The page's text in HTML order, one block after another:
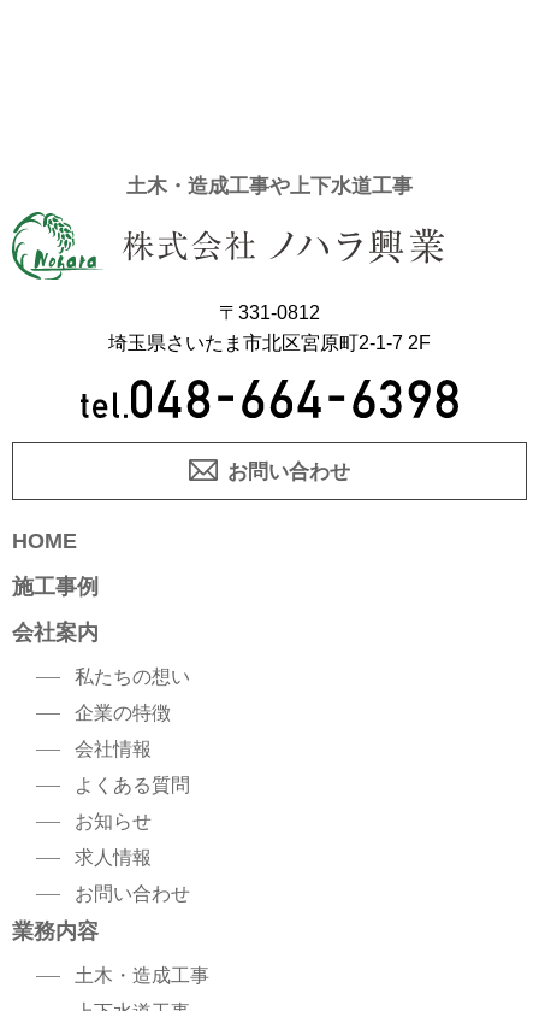
土木・造成工事や上下水道工事
〒331-0812
埼玉県さいたま市北区宮原町2-1-7 2F
お問い合わせ
HOME
施工事例
会社案内
私たちの想い
企業の特徴
会社情報
よくある質問
お知らせ
求人情報
お問い合わせ
業務内容
土木・造成工事